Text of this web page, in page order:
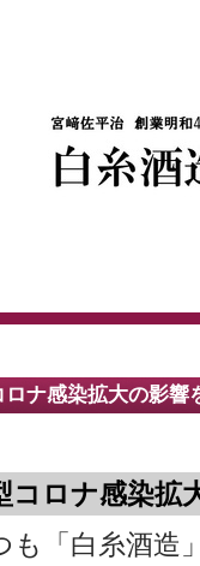
ロナ感染拡大の影響
コロナ感染拡
も「白糸酒造